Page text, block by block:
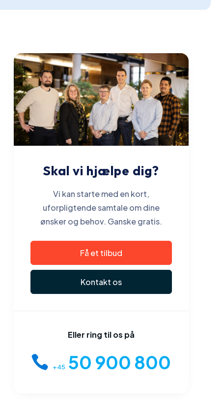
Skal vi hjælpe dig?
Vi kan starte med en kort,
uforpligtende samtale om dine
ønsker og behov. Ganske gratis.
Få et tilbud
Kontakt os
Eller ring til os på
+45 50 900 800